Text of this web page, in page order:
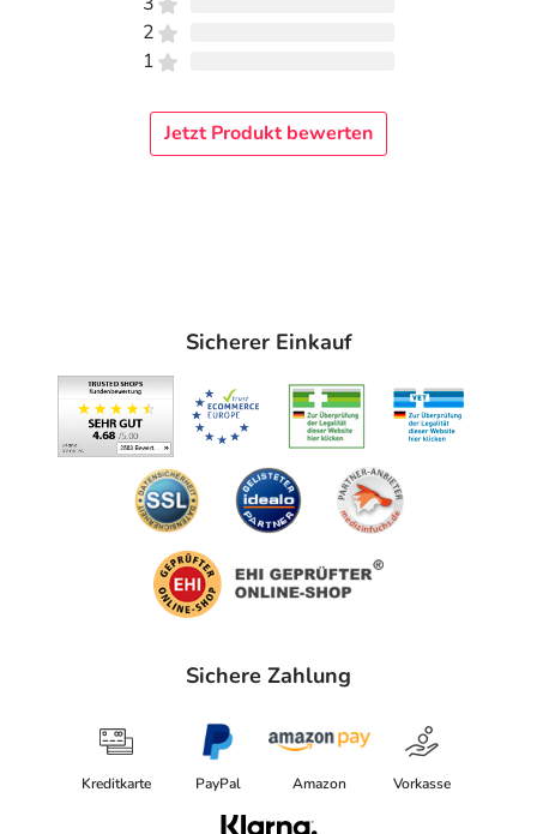
2
1
Jetzt Produkt bewerten
Sicherer Einkauf
Sichere Zahlung
Kreditkarte PayPal Amazon Vorkasse